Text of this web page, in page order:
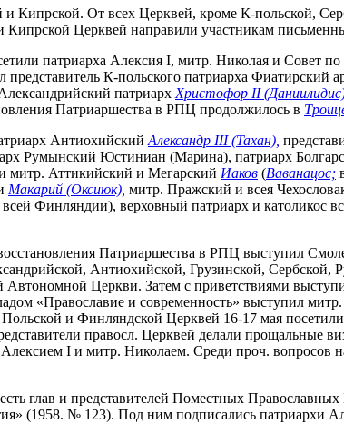
Кипрской. От всех Церквей, кроме К-польской,
Церквей направили участникам
патриарха Алексия I, митр. Николая и Совет
К-польского патриарха Фиатирский
патриарх Христофор II
Патриаршества в РПЦ продолжилось в
Антиохийский Александр III (Тахан),
Румынский Юстиниан (Марина), патриарх
митр. Аттикийский и Мегарский Иаков (Ваванацос;
Макарий (Оксиюк), митр. Пражский и всея
Финляндии), верховный патриарх и католикос
Патриаршества в РПЦ выступил
Антиохийской, Грузинской, Сербской,
Церкви. Затем с приветствиями
«Православие и современность» выступил
и Финляндской Церквей 16-17 мая
правосл. Церквей делали прощальные
I и митр. Николаем. Среди проч. вопросов
глав и представителей Поместных
(1958. № 123). Под ним подписались патриархи